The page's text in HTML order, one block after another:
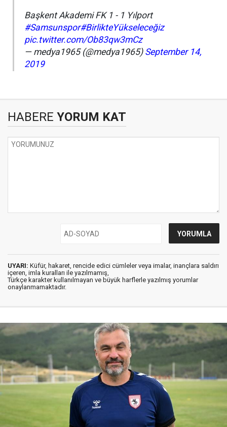
Başkent Akademi FK 1 - 1 Yılport
#Samsunspor#BirlikteYükseleceğiz
pic.twitter.com/Ob83qw3mCz
— medya1965 (@medya1965) September 14,
2019
HABERE YORUM KAT
UYARI: Küfür, hakaret, rencide edici cümleler veya imalar, inançlara saldırı
içeren, imla kuralları ile yazılmamış,
Türkçe karakter kullanılmayan ve büyük harflerle yazılmış yorumlar
onaylanmamaktadır.